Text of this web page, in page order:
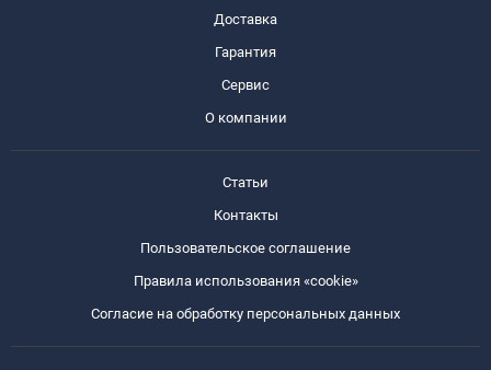
Доставка
Гарантия
Сервис
О компании
Статьи
Контакты
Пользовательское соглашение
Правила использования «cookie»
Согласие на обработку персональных данных